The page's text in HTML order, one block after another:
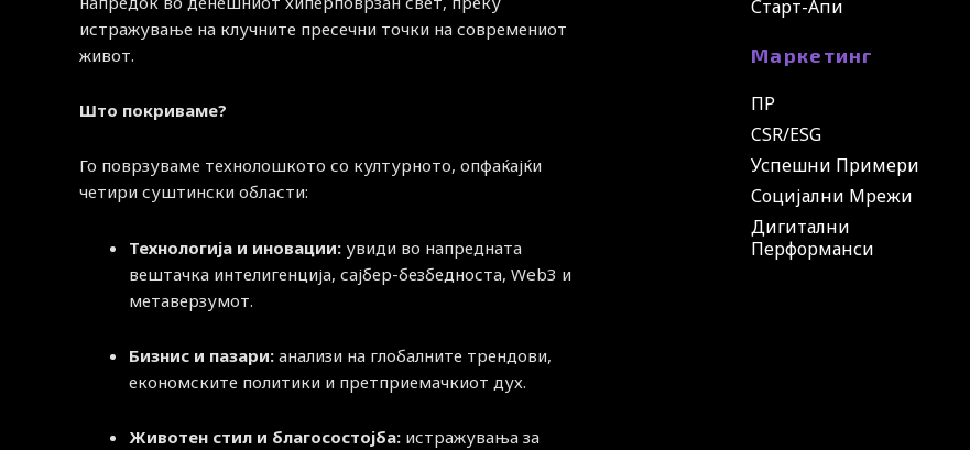
истражување на клучните пресечни точки на современиот
живот.
Што покриваме?
Го поврзуваме технолошкото со културното, опфаќајќи
четири суштински области:
Технологија и иновации: увиди во напредната
вештачка интелигенција, сајбер-безбедноста, Web3 и
метаверзумот.
Бизнис и пазари: анализи на глобалните трендови,
економските политики и претприемачкиот дух.
Животен стил и благосостојба: истражувања за
Старт-Апи
Маркетинг
ПР
CSR/ESG
Успешни Примери
Социјални Мрежи
Дигитални
Перформанси